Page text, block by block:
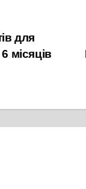
для
місяців